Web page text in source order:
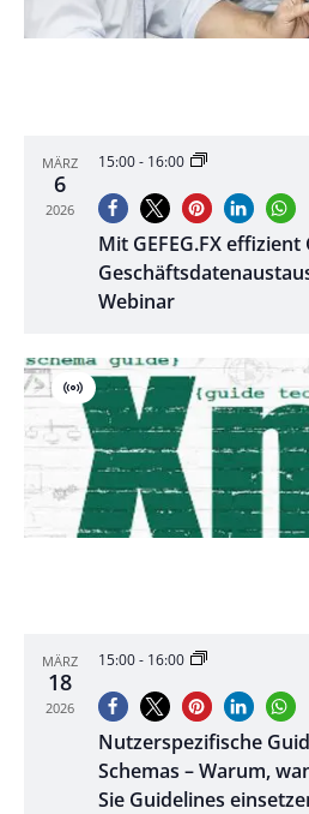
MÄRZ
6
2026
15:00- 16:00
Mit GEFEG.FX
Webinar
MÄRZ
18
2026
Virtuell
Veranstaltung
15:00- 16:00
Nutzerspezifische
Schemas – Warum,
Sie Guidelines